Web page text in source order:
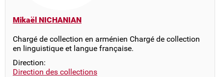
Mikaël NICHANIAN
Chargé de collection en arménien Chargé de collection
en linguistique et langue française.
Direction:
Direction des collections